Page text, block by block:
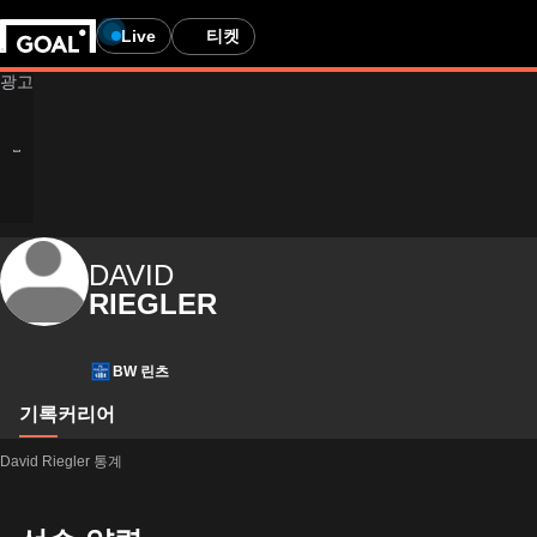
Live 티켓
DAVID
RIEGLER
BW 린츠
기록커리어
David Riegler 통계